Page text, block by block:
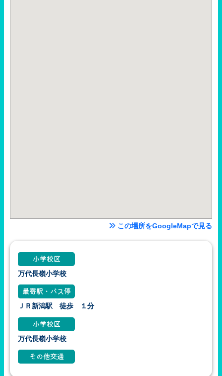
この場所をGoogleMapで見る
小学校区
万代長嶺小学校
最寄駅・バス停
ＪＲ新潟駅 徒歩 １分
小学校区
万代長嶺小学校
その他交通